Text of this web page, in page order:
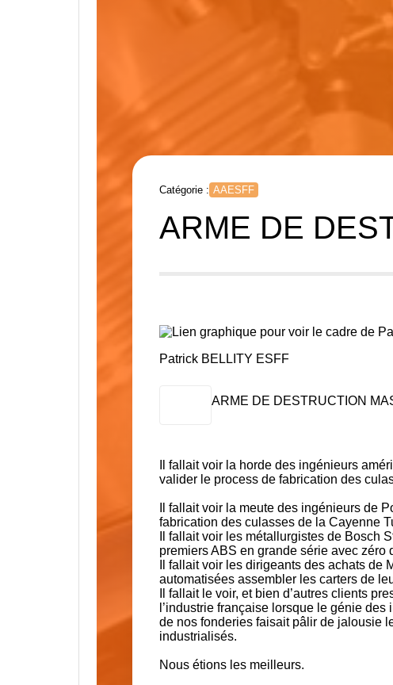
Catégorie : AAESFF
ARME DE
Patrick BELLITY ESFF
ARME DE DESTRUCTION
Il fallait voir la horde des ingénieurs
valider le process de fabrication des
Il fallait voir la meute des ingénieurs de
fabrication des culasses de la Cayenne
Il fallait voir les métallurgistes de Bosch
premiers ABS en grande série avec zéro
Il fallait voir les dirigeants des achats de
automatisées assembler les carters de
Il fallait le voir, et bien d’autres clients
l’industrie française lorsque le génie
de nos fonderies faisait pâlir de jalousie
industrialisés.
Nous étions les meilleurs.